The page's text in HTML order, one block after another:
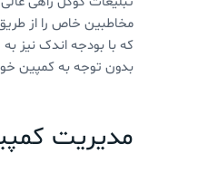
مخاطبین خاص را از
که با بودجه اندک نیز
بدون توجه به کمپین
مدیریت